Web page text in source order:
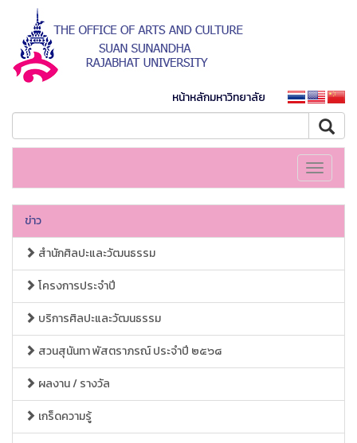
หน้าหลักมหาวิทยาลัย
Toggle
ข่าว
สำนักศิลปะและวัฒนธรรม
โครงการประจำปี
บริการศิลปะและวัฒนธรรม
สวนสุนันทา พัสตราภรณ์ ประจำปี ๒๕๖๘
ผลงาน / รางวัล
เกร็ดความรู้